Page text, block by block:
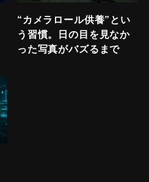
“カメラロール供養”とい
う習慣。日の目を見なか
った写真がバズるまで